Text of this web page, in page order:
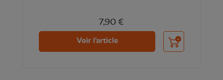
7,90 €
Voir l'article Ajouter au panier